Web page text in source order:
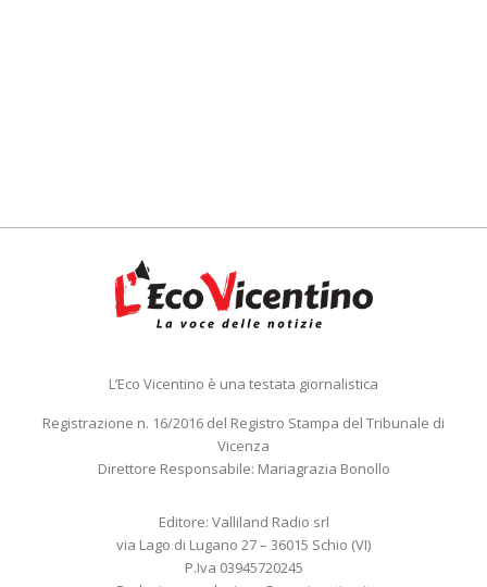
L’Eco Vicentino è una testata giornalistica
Registrazione n. 16/2016 del Registro Stampa del Tribunale di
Vicenza
Direttore Responsabile: Mariagrazia Bonollo
Editore: Valliland Radio srl
via Lago di Lugano 27 – 36015 Schio (VI)
P.Iva 03945720245